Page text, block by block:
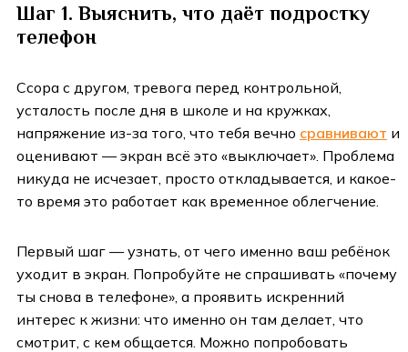
Шаг 1. Выяснить, что даёт подростку
телефон
Ссора с другом, тревога перед контрольной,
усталость после дня в школе и на кружках,
напряжение из-за того, что тебя вечно сравнивают и
оценивают — экран всё это «выключает». Проблема
никуда не исчезает, просто откладывается, и какое-
то время это работает как временное облегчение.
Первый шаг — узнать, от чего именно ваш ребёнок
уходит в экран. Попробуйте не спрашивать «почему
ты снова в телефоне», а проявить искренний
интерес к жизни: что именно он там делает, что
смотрит, с кем общается. Можно попробовать